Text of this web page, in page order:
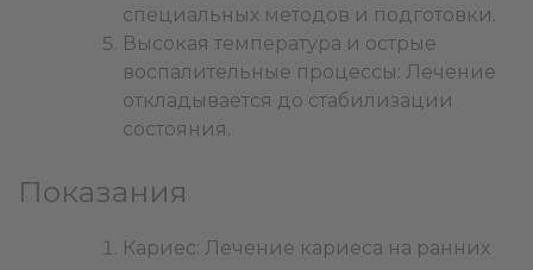
специальных методов и подготовки.
Высокая температура и острые
воспалительные процессы: Лечение
откладывается до стабилизации
состояния.
Показания
Кариес: Лечение кариеса на ранних